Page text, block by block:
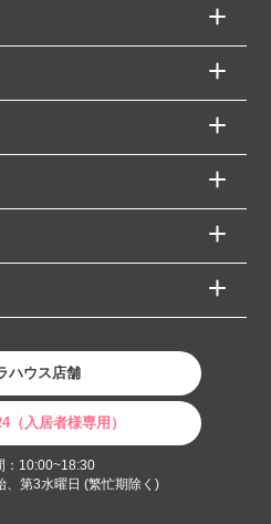
ハウス店舗
（入居者様専用）
：10:00~18:30
第3水曜日 (繁忙期除く)